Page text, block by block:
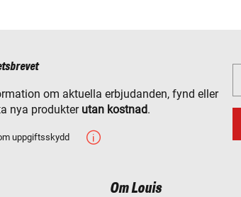
om aktuella erbjudanden, fynd eller
nya produkter utan kostnad.
uppgiftsskydd
Om Louis